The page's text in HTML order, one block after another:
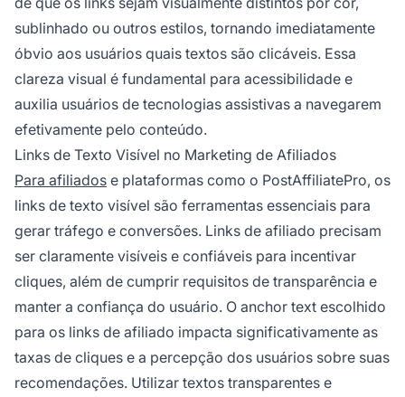
sublinhado ou outros estilos, tornando imediatamente
óbvio aos usuários quais textos são clicáveis. Essa
clareza visual é fundamental para acessibilidade e
auxilia usuários de tecnologias assistivas a navegarem
efetivamente pelo conteúdo.
Links de Texto Visível no Marketing de Afiliados
Para afiliados e plataformas como o PostAffiliatePro, os
links de texto visível são ferramentas essenciais para
gerar tráfego e conversões. Links de afiliado precisam
ser claramente visíveis e confiáveis para incentivar
cliques, além de cumprir requisitos de transparência e
manter a confiança do usuário. O anchor text escolhido
para os links de afiliado impacta significativamente as
taxas de cliques e a percepção dos usuários sobre suas
recomendações. Utilizar textos transparentes e